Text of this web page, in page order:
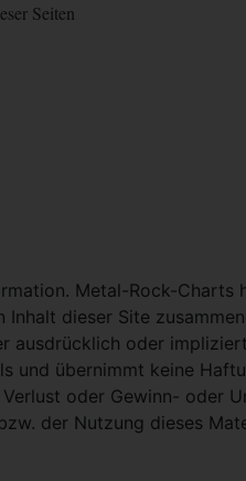
Seiten
Metal-Rock-Charts
dieser Site
ausdrücklich oder
und übernimmt keine
oder Gewinn- oder
der Nutzung dieses